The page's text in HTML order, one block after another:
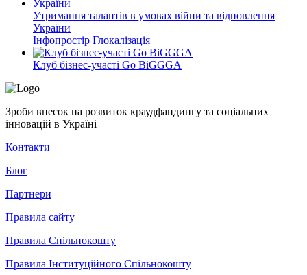
Утримання талантів в умовах війни та відновлення
України
Інфопростір Глокалізація
Клуб бізнес-участі Go BiGGGA
Зроби внесок на розвиток краудфандингу та соціальних
інновацій в Україні
Контакти
Блог
Партнери
Правила сайту
Правила Спільнокошту
Правила Інституційного Спільнокошту